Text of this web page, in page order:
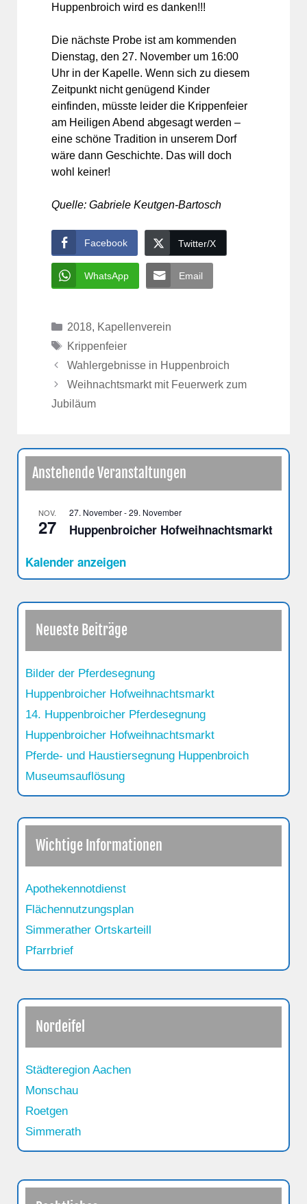
Huppenbroich wird es danken!!!
Die nächste Probe ist am kommenden
Dienstag, den 27. November um 16:00
Uhr in der Kapelle. Wenn sich zu diesem
Zeitpunkt nicht genügend Kinder
einfinden, müsste leider die Krippenfeier
am Heiligen Abend abgesagt werden –
eine schöne Tradition in unserem Dorf
wäre dann Geschichte. Das will doch
wohl keiner!
Quelle: Gabriele Keutgen-Bartosch
Facebook Twitter/X
WhatsApp Email
Kategorien
2018, Kapellenverein
Schlagwörter
Krippenfeier
Wahlergebnisse in Huppenbroich
Weihnachtsmarkt mit Feuerwerk zum
Jubiläum
Anstehende Veranstaltungen
NOV.
27
27. November-29. November
Huppenbroicher Hofweihnachtsmarkt
Kalender anzeigen
Neueste Beiträge
Bilder der Pferdesegnung
Huppenbroicher Hofweihnachtsmarkt
14. Huppenbroicher Pferdesegnung
Huppenbroicher Hofweihnachtsmarkt
Pferde- und Haustiersegnung Huppenbroich
Museumsauflösung
Wichtige Informationen
Apothekennotdienst
Flächennutzungsplan
Simmerather Ortskarteill
Pfarrbrief
Nordeifel
Städteregion Aachen
Monschau
Roetgen
Simmerath